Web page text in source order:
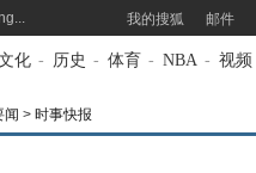
我的搜狐 邮件
化 - 历史 - 体育 - NBA - 视频
闻 > 时事快报